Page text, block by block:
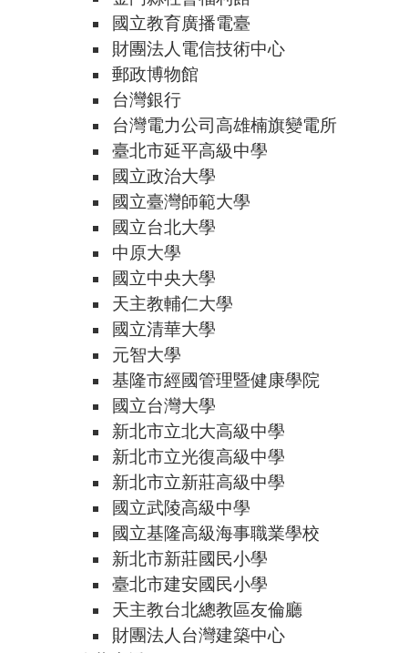
國立教育廣播電臺
財團法人電信技術中心
郵政博物館
台灣銀行
台灣電力公司高雄楠旗變電所
臺北市延平高級中學
國立政治大學
國立臺灣師範大學
國立台北大學
中原大學
國立中央大學
天主教輔仁大學
國立清華大學
元智大學
基隆市經國管理暨健康學院
國立台灣大學
新北市立北大高級中學
新北市立光復高級中學
新北市立新莊高級中學
國立武陵高級中學
國立基隆高級海事職業學校
新北市新莊國民小學
臺北市建安國民小學
天主教台北總教區友倫廳
財團法人台灣建築中心